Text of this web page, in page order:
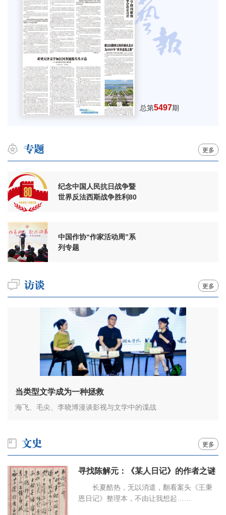
总第5497期
更多
纪念中国人民抗日战争暨
世界反法西斯战争胜利80
中国作协“作家活动周”系
列专题
更多
当类型文学成为一种拯救
海飞、毛尖、李晓博漫谈影视与文学中的谍战
更多
寻找陈解元：《某人日记》的作者之谜
长夏酷热，无以消遣，翻看案头《王秉
恩日记》整理本，不由让我想起……